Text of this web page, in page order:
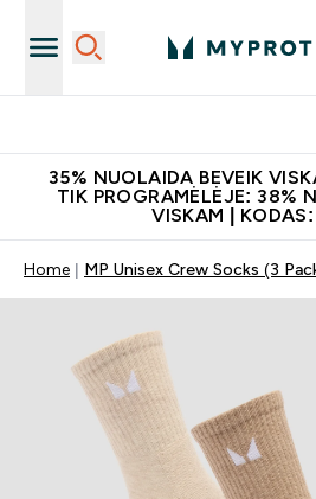
35% NUOLAIDA BEVEIK
TIK PROGRAMĖLĖJE: 38%
VISKAM | KODAS:
Home MP Unisex Crew Socks (3